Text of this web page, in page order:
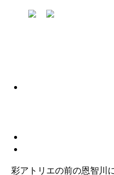
彩アトリエの前の恩智川